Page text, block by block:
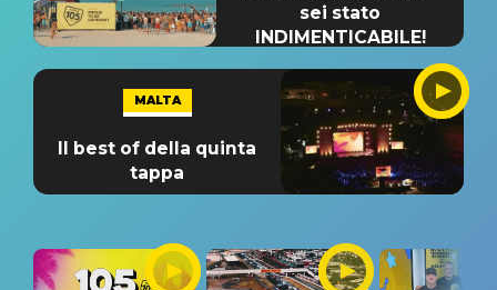
sei stato
INDIMENTICABILE!
MALTA
Il best of della quinta
tappa